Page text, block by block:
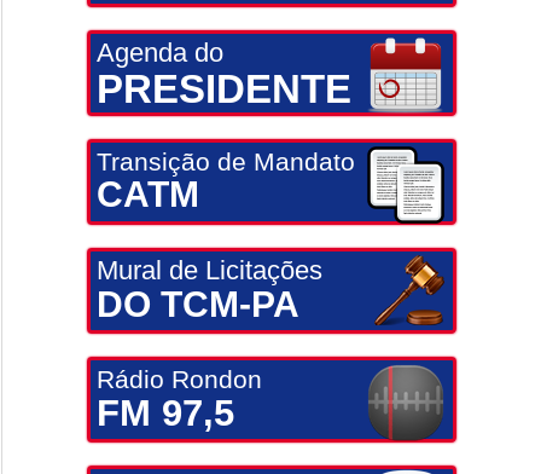
Agenda do
PRESIDENTE
Transição de Mandato
CATM
Mural de Licitações
DO TCM-PA
Rádio Rondon
FM 97,5